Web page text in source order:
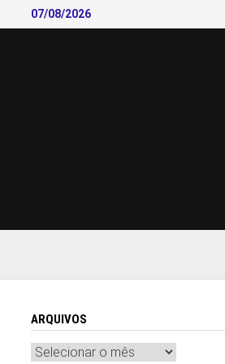
to
07/08/2026
ARQUIVOS
Arquivos